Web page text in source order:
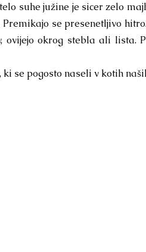
suhe južine je sicer zelo
se presenetljivo
ovijejo okrog stebla ali lista.
ki se pogosto naseli v kotih